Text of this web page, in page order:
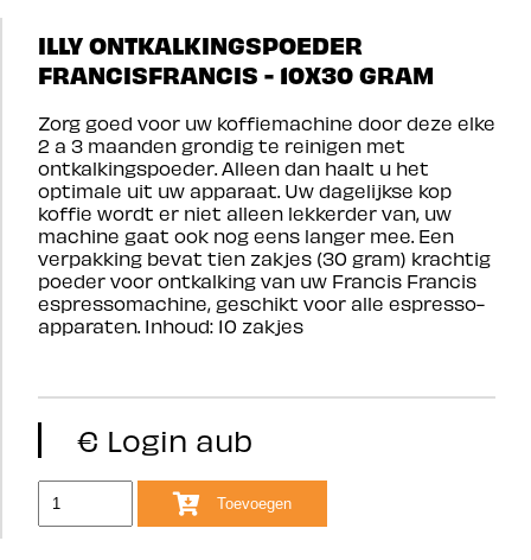
ILLY ONTKALKINGSPOEDER
FRANCISFRANCIS - 10X30 GRAM
Zorg goed voor uw koffiemachine door deze elke
2 a 3 maanden grondig te reinigen met
ontkalkingspoeder. Alleen dan haalt u het
optimale uit uw apparaat. Uw dagelijkse kop
koffie wordt er niet alleen lekkerder van, uw
machine gaat ook nog eens langer mee. Een
verpakking bevat tien zakjes (30 gram) krachtig
poeder voor ontkalking van uw Francis Francis
espressomachine, geschikt voor alle espresso-
apparaten. Inhoud: 10 zakjes
€ Login aub
Toevoegen